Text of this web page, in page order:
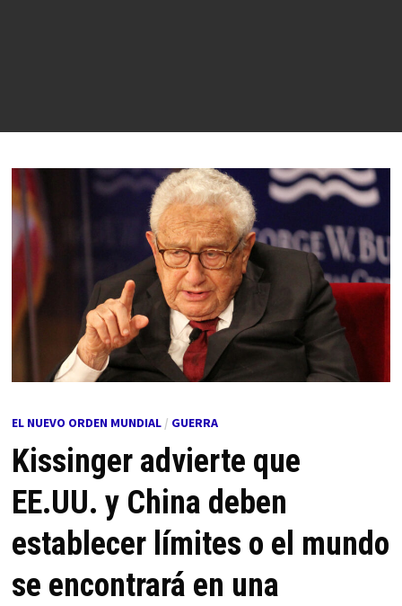
EL NUEVO ORDEN MUNDIAL/ GUERRA
Kissinger advierte que
EE.UU. y China deben
establecer límites o el mundo
se encontrará en una